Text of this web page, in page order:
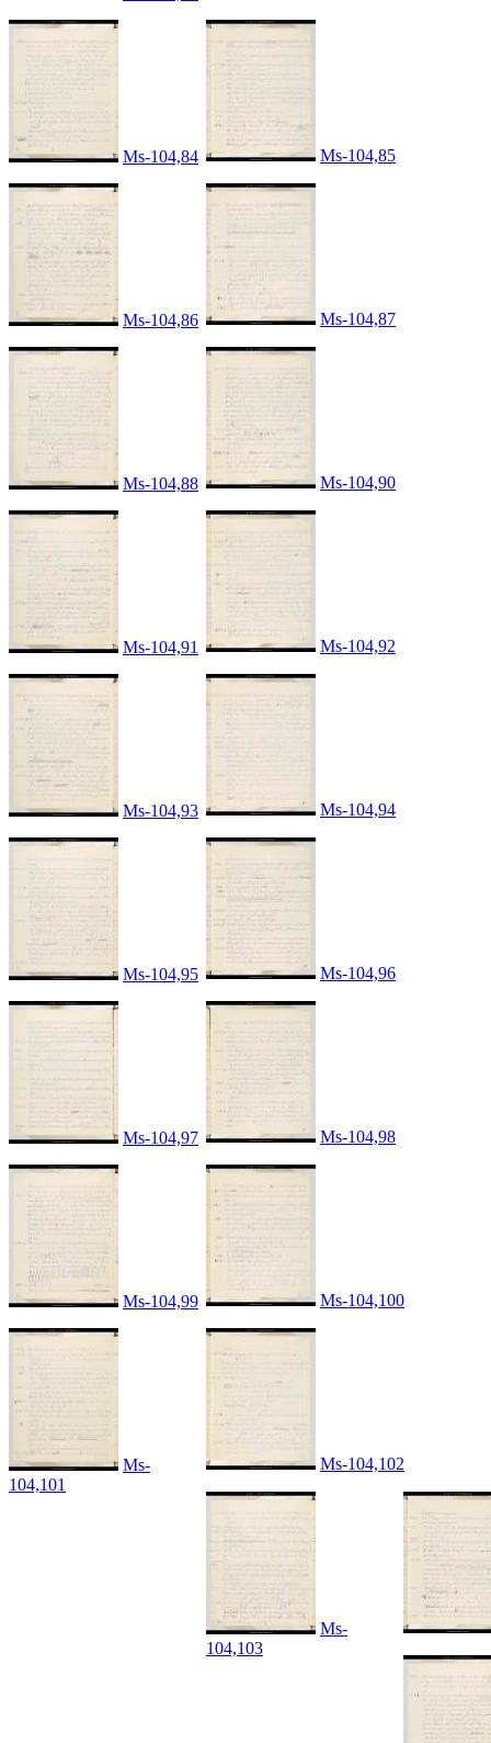
Ms-104,84 Ms-104,85
Ms-104,86 Ms-104,87
Ms-104,88 Ms-104,90
Ms-104,91 Ms-104,92
Ms-104,93 Ms-104,94
Ms-104,95 Ms-104,96
Ms-104,97 Ms-104,98
Ms-104,99 Ms-104,100
Ms-
104,101
Ms-104,102
Ms-
104,103